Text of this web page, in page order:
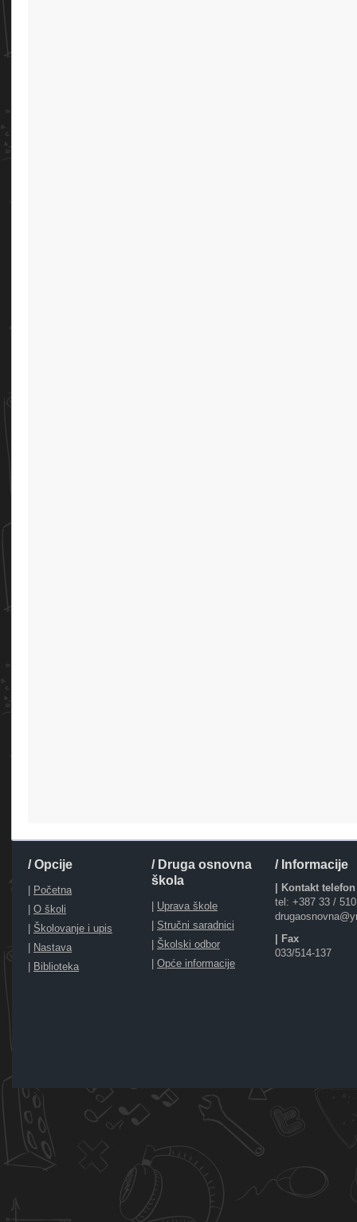
/ Opcije
| Početna
| O školi
| Školovanje i upis
| Nastava
| Biblioteka
/ Druga osnovna
škola
| Uprava škole
| Stručni saradnici
| Školski odbor
| Opće informacije
/ Informacije
| Kontakt telefon
tel: +387 33 /
| Fax
033/514-137